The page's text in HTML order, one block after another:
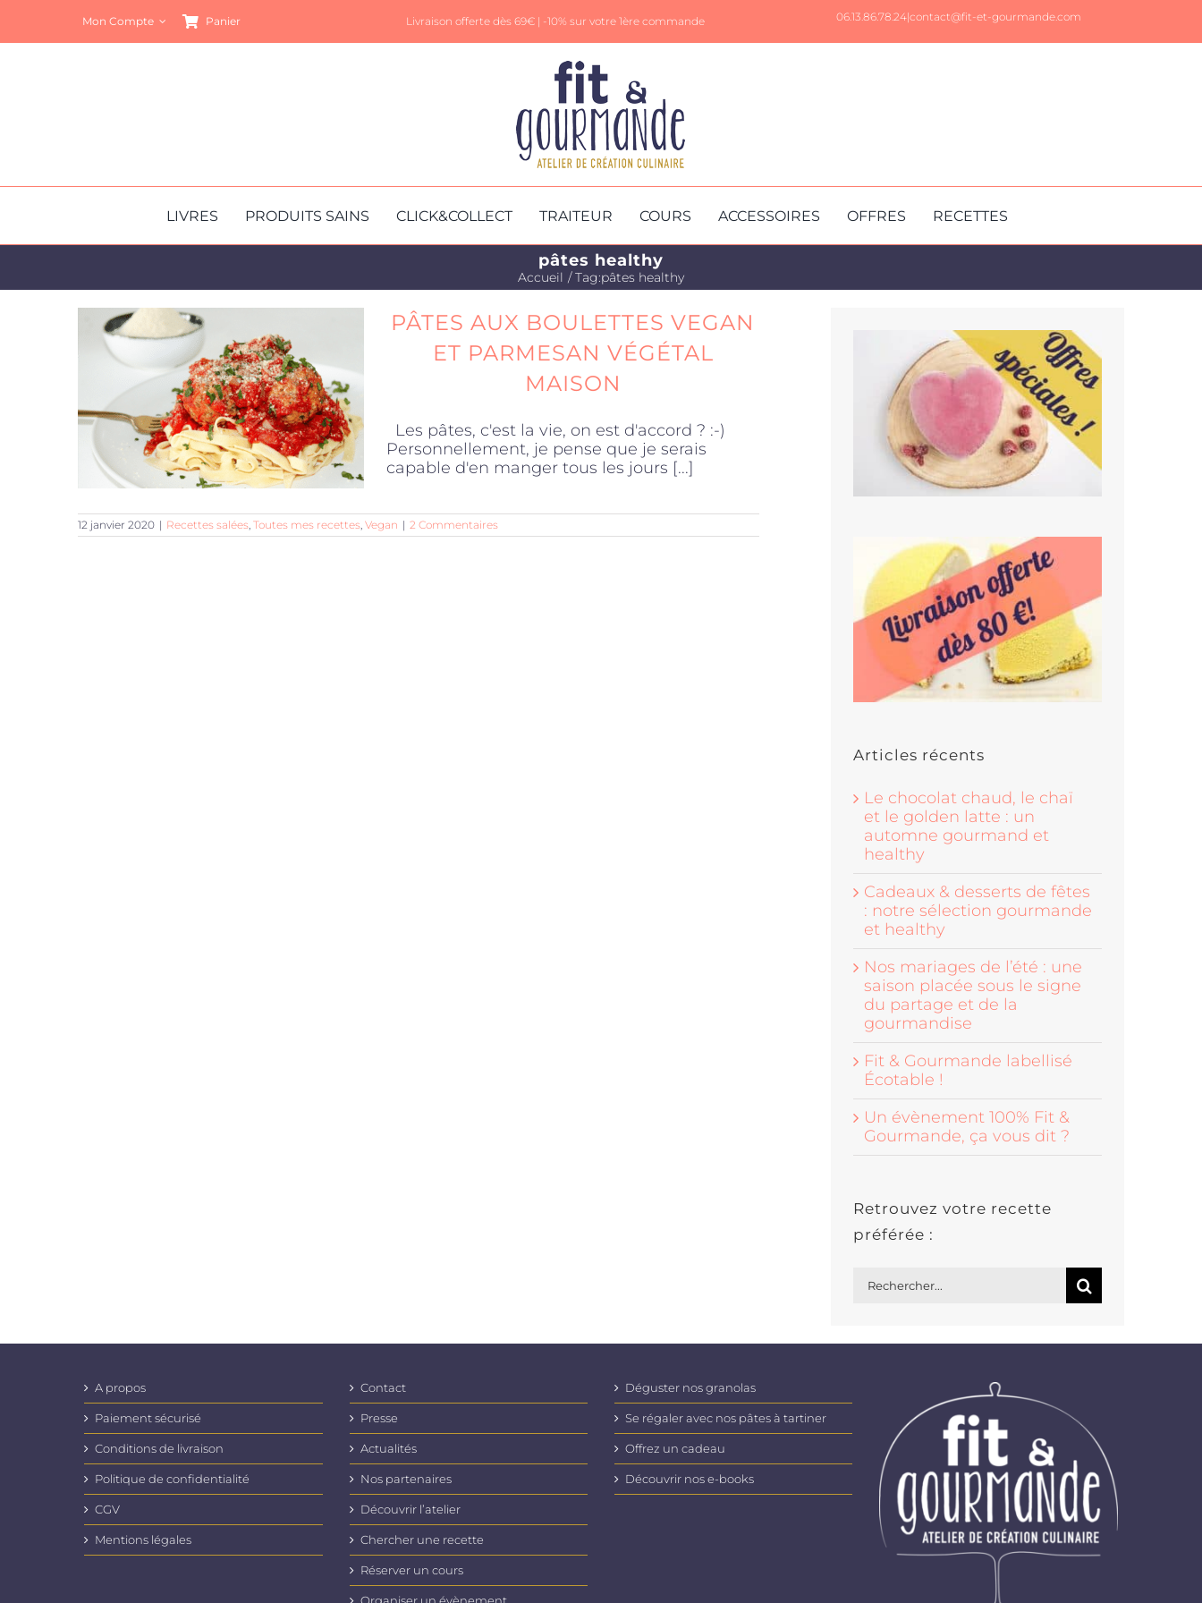
contenu
Mon Compte Panier Livraison offerte dès 69€ | -10% sur votre 1ère commande 06.13.86.78.24|contact@fit-et-gourmande.com
LIVRES PRODUITS SAINS CLICK&COLLECT TRAITEUR COURS ACCESSOIRES OFFRES RECETTES
pâtes healthy
Accueil Tag:pâtes healthy
PÂTES AUX BOULETTES VEGAN
ET PARMESAN VÉGÉTAL
MAISON
Les pâtes, c'est la vie, on est d'accord ? :-)
Personnellement, je pense que je serais
capable d'en manger tous les jours [...]
12 janvier 2020 | Recettes salées, Toutes mes recettes, Vegan | 2 Commentaires
Articles récents
Le chocolat chaud, le chaï
et le golden latte : un
automne gourmand et
healthy
Cadeaux & desserts de fêtes
: notre sélection gourmande
et healthy
Nos mariages de l’été : une
saison placée sous le signe
du partage et de la
gourmandise
Fit & Gourmande labellisé
Écotable !
Un évènement 100% Fit &
Gourmande, ça vous dit ?
Retrouvez votre recette
préférée :
A propos
Paiement sécurisé
Conditions de livraison
Politique de confidentialité
CGV
Mentions légales
Contact
Presse
Actualités
Nos partenaires
Découvrir l’atelier
Chercher une recette
Réserver un cours
Déguster nos granolas
Se régaler avec nos pâtes à tartiner
Offrez un cadeau
Découvrir nos e-books